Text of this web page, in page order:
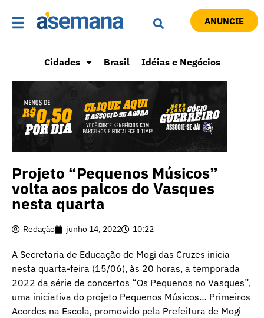
ANUNCIE
Cidades Brasil Idéias e Negócios
Projeto “Pequenos Músicos”
volta aos palcos do Vasques
nesta quarta
Redação junho 14, 2022 10:22
A Secretaria de Educação de Mogi das Cruzes inicia
nesta quarta-feira (15/06), às 20 horas, a temporada
2022 da série de concertos “Os Pequenos no Vasques”,
uma iniciativa do projeto Pequenos Músicos… Primeiros
Acordes na Escola, promovido pela Prefeitura de Mogi